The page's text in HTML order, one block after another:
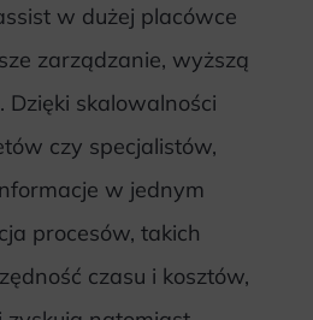
w dużej placówce
zarządzanie, wyższą
Dzięki skalowalności
czy specjalistów,
w jednym
procesów, takich
czasu i kosztów,